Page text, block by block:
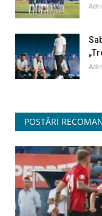
POSTĂRI